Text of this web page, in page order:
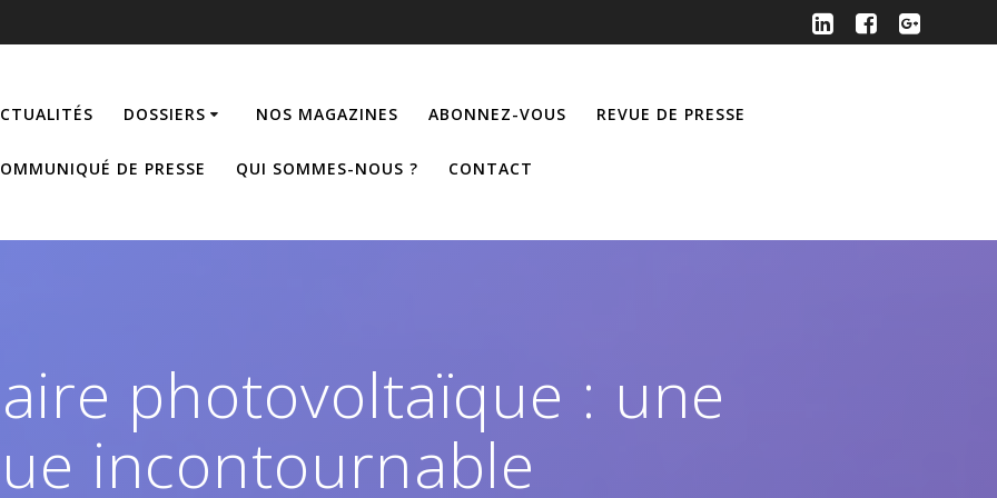
DOSSIERS NOS MAGAZINES ABONNEZ-VOUS REVUE DE PRESSE
DE PRESSE QUI SOMMES-NOUS ? CONTACT
photovoltaïque : une
incontournable